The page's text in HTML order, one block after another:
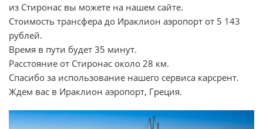
из Стиронас вы можете на нашем сайте.
Стоимость трансфера до Ираклион аэропорт от 5 143
рублей.
Время в пути будет 35 минут.
Расстояние от Стиронас около 28 км.
Спасибо за использование нашего сервиса карсрент.
Ждем вас в Ираклион аэропорт, Греция.